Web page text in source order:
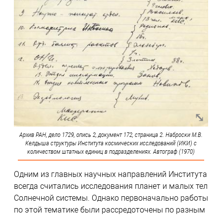
Архив РАН, дело 1729, опись 2, документ 172, страница 2. Наброски М.В.
Келдыша структуры Института космических исследований (ИКИ) с
количеством штатных единиц в подразделениях. Автограф (1970)
Одним из главных научных направлений Института
всегда считались исследования планет и малых тел
Солнечной системы. Однако первоначально работы
по этой тематике были рассредоточены по разным